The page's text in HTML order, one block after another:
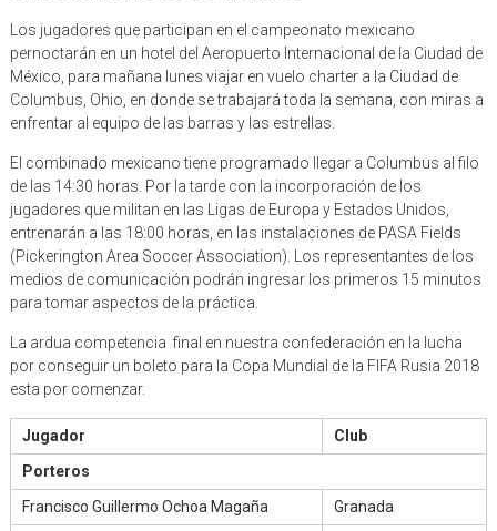
Los jugadores que participan en el campeonato mexicano
pernoctarán en un hotel del Aeropuerto Internacional de la Ciudad de
México, para mañana lunes viajar en vuelo charter a la Ciudad de
Columbus, Ohio, en donde se trabajará toda la semana, con miras a
enfrentar al equipo de las barras y las estrellas.
El combinado mexicano tiene programado llegar a Columbus al filo
de las 14:30 horas. Por la tarde con la incorporación de los
jugadores que militan en las Ligas de Europa y Estados Unidos,
entrenarán a las 18:00 horas, en las instalaciones de PASA Fields
(Pickerington Area Soccer Association). Los representantes de los
medios de comunicación podrán ingresar los primeros 15 minutos
para tomar aspectos de la práctica.
La ardua competencia final en nuestra confederación en la lucha
por conseguir un boleto para la Copa Mundial de la FIFA Rusia 2018
esta por comenzar.
Jugador
Club
Porteros
Francisco Guillermo Ochoa Magaña
Granada